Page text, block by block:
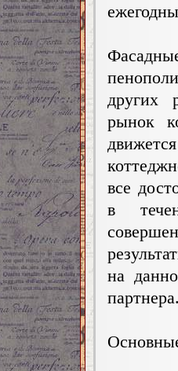
других
рынок
все
в
на